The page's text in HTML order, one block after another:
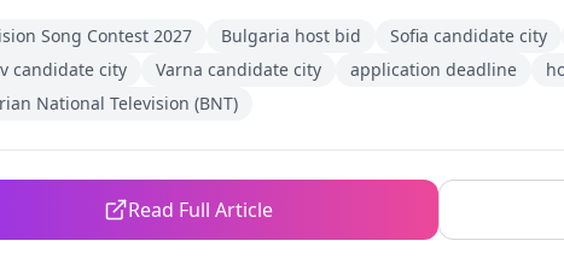
Song Contest 2027 Bulgaria host bid Sofia candidate city
candidate city
Varna candidate city application deadline
National Television (BNT)
Read Full Article